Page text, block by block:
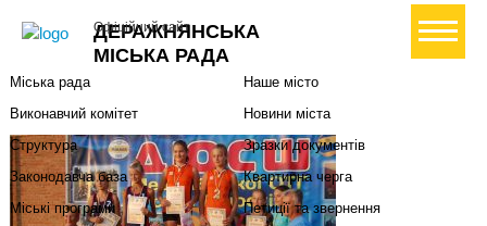
ДЕРАЖНЯНСЬКА
МІСЬКА РАДА
Офіційний сайт+ Створити петицію
Міський голова
Міська рада
Виконавчий комітет
Структура
Законодавча база
Міські програми
Наше місто
Новини міста
Зразки документів
Квартирна черга
Петиції та звернення